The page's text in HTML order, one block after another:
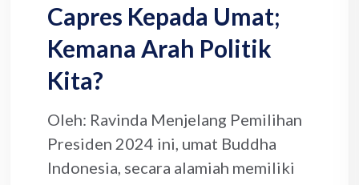
Capres Kepada Umat;
Kemana Arah Politik
Kita?
Oleh: Ravinda Menjelang Pemilihan
Presiden 2024 ini, umat Buddha
Indonesia, secara alamiah memiliki